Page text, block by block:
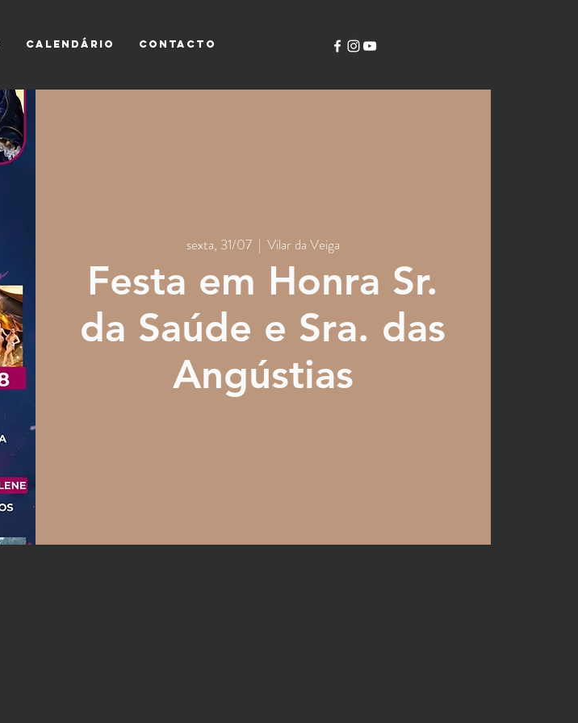
CALENDÁRIO CONTACTO
sexta, 31/07
  |
Vilar da Veiga
Festa em Honra Sr.
da Saúde e Sra. das
Angústias